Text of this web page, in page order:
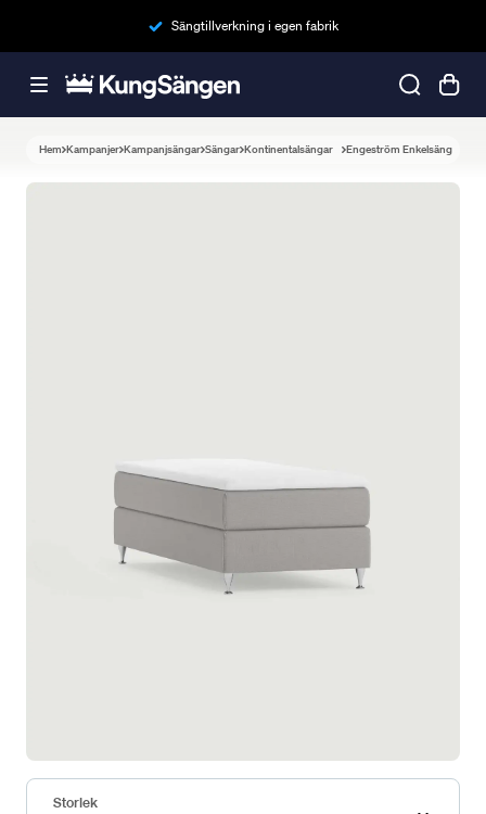
Sängtillverkning i egen fabrik
Hem Kampanjer Kampanjsängar Sängar Kontinentalsängar Engeström Enkelsäng
Storlek